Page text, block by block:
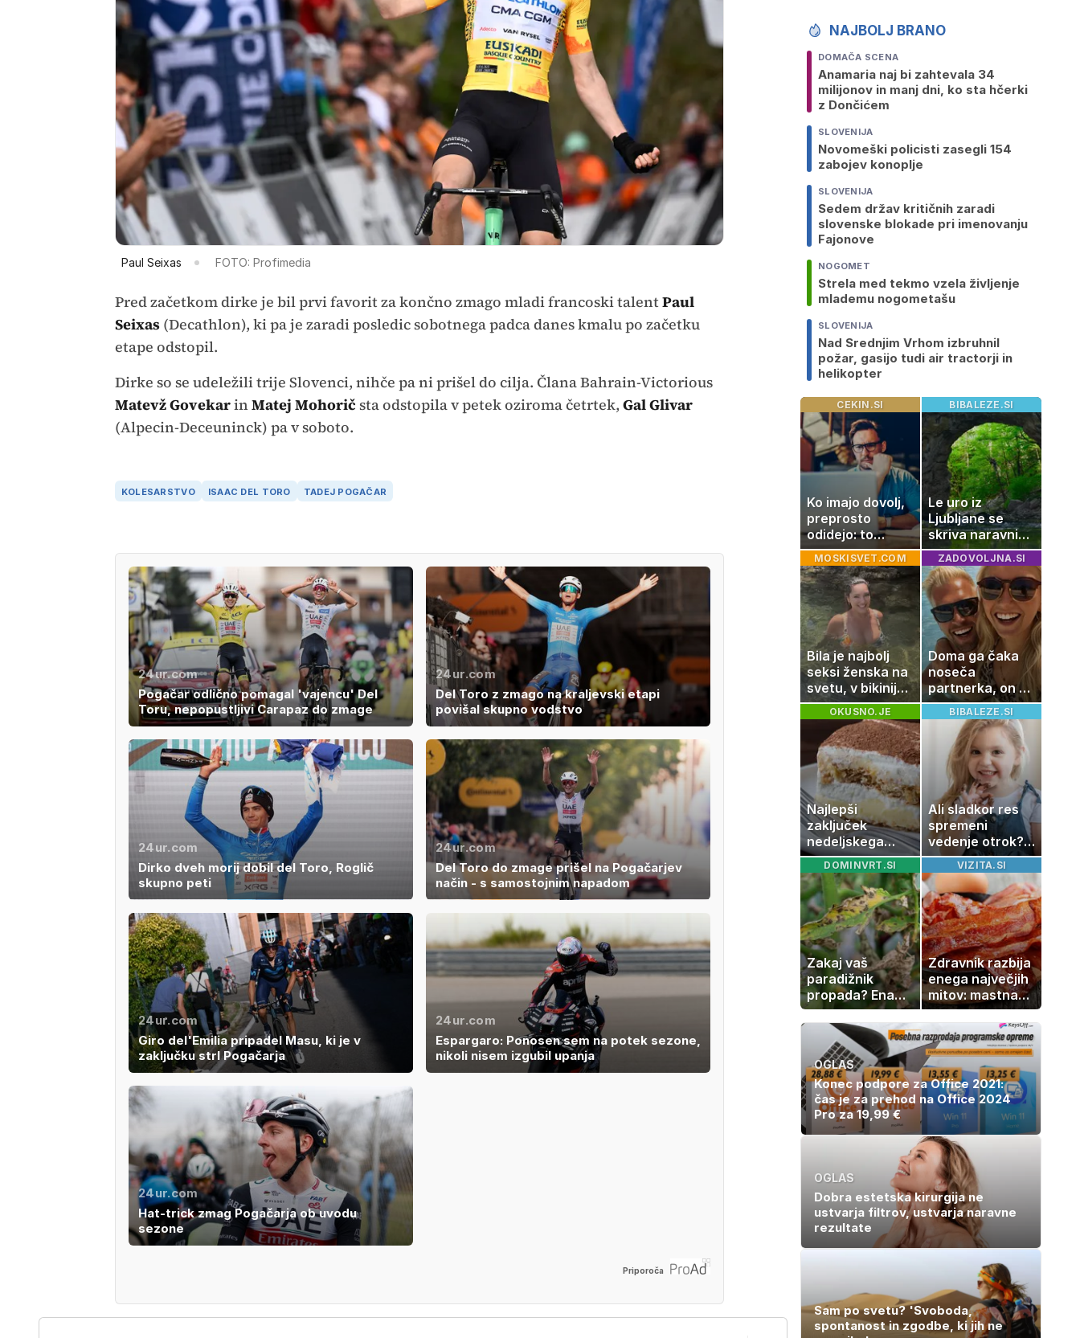
Paul Seixas FOTO: Profimedia
Pred začetkom dirke je bil prvi favorit za končno zmago mladi francoski talentPaul
Seixas (Decathlon), ki pa je zaradi posledic sobotnega padca danes kmalu po začetku
etape odstopil.
Dirke so se udeležili trije Slovenci, nihče pa ni prišel do cilja. Člana Bahrain-Victorious
Matevž GovekarinMatej Mohorič sta odstopila v petek oziroma četrtek, Gal Glivar
(Alpecin-Deceuninck) pa v soboto.
KOLESARSTVO ISAAC DEL TORO TADEJ POGAČAR
24ur.com
Pogačar odlično pomagal 'vajencu' Del
Toru, nepopustljivi Carapaz do zmage
24ur.com
Del Toro z zmago na kraljevski etapi
povišal skupno vodstvo
24ur.com
Dirko dveh morij dobil del Toro, Roglič
skupno peti
24ur.com
Del Toro do zmage prišel na Pogačarjev
način - s samostojnim napadom
24ur.com
Giro del'Emilia pripadel Masu, ki je v
zaključku strl Pogačarja
24ur.com
Espargaro: Ponosen sem na potek sezone,
nikoli nisem izgubil upanja
24ur.com
Hat-trick zmag Pogačarja ob uvodu
sezone
Priporoča
NAJBOLJ BRANO
DOMAČA SCENA
Anamaria naj bi zahtevala 34
milijonov in manj dni, ko sta hčerki
z Dončićem
SLOVENIJA
Novomeški policisti zasegli 154
zabojev konoplje
SLOVENIJA
Sedem držav kritičnih zaradi
slovenske blokade pri imenovanju
Fajonove
NOGOMET
Strela med tekmo vzela življenje
mlademu nogometašu
SLOVENIJA
Nad Srednjim Vrhom izbruhnil
požar, gasijo tudi air tractorji in
helikopter
CEKIN.SI
Ko imajo dovolj,
preprosto
odidejo: to
znamenje
najpogosteje da
odpoved
BIBALEZE.SI
Le uro iz
Ljubljane se
skriva naravni
čudež, ki je kot
ustvarjen za
družinski izlet
MOSKISVET.COM
Bila je najbolj
seksi ženska na
svetu, v bikiniju
znova navdušila
ZADOVOLJNA.SI
Doma ga čaka
noseča
partnerka, on pa
dopustuje z
drugo
OKUSNO.JE
Najlepši
zaključek
nedeljskega
kosila: 8 sladic
brez peke, ki se
jih vsi veselijo
BIBALEZE.SI
Ali sladkor res
spremeni
vedenje otrok?
Znanost ponuja
presenetljiv
odgovor
DOMINVRT.SI
Zakaj vaš
paradižnik
propada? Ena
napaka lahko
uniči rastline –
tako jih rešite
VIZITA.SI
Zdravnik razbija
enega največjih
mitov: mastna
jetra ne
nastanejo
zaradi slanine,
temveč zaradi
živila, ki ga
imamo vsi radi
OGLAS
Konec podpore za Office 2021:
čas je za prehod na Office 2024
Pro za 19,99 €
OGLAS
Dobra estetska kirurgija ne
ustvarja filtrov, ustvarja naravne
rezultate
Sam po svetu? 'Svoboda,
spontanost in zgodbe, ki jih ne